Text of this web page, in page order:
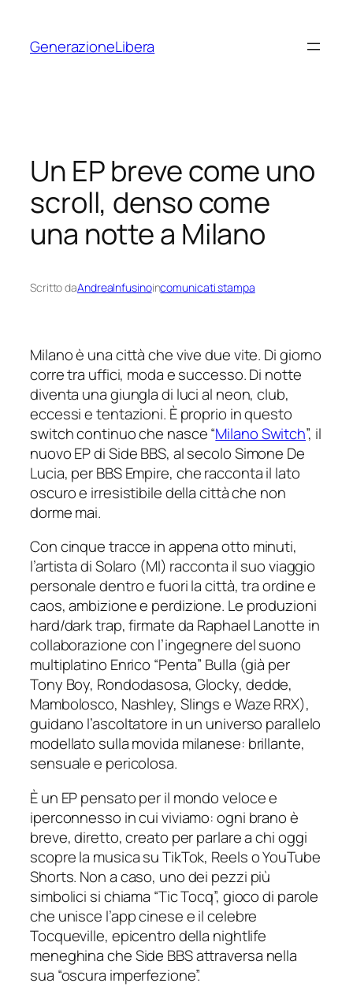
contenuto
GenerazioneLibera
Un EP breve come uno
scroll, denso come
una notte a Milano
Scritto daAndreaInfusinoincomunicati stampa
Milano è una città che vive due vite. Di giorno
corre tra uffici, moda e successo. Di notte
diventa una giungla di luci al neon, club,
eccessi e tentazioni. È proprio in questo
switch continuo che nasce “Milano Switch”, il
nuovo EP di Side BBS, al secolo Simone De
Lucia, perBBS Empire, che racconta il lato
oscuro e irresistibile della città che non
dorme mai.
Con cinque tracce in appena otto minuti,
l’artista di Solaro (MI) racconta il suo viaggio
personale dentro e fuori la città, tra ordine e
caos, ambizione e perdizione. Le produzioni
hard/dark trap, firmate da Raphael Lanotte in
collaborazione con l’ingegnere del suono
multiplatino Enrico “Penta” Bulla (già per
Tony Boy, Rondodasosa, Glocky, dedde,
Mambolosco, Nashley, Slings e Waze RRX),
guidano l’ascoltatore in un universo parallelo
modellato sulla movida milanese: brillante,
sensuale e pericolosa.
È un EP pensato per il mondo veloce e
iperconnesso in cui viviamo: ogni brano è
breve, diretto, creato per parlare a chi oggi
scopre la musica su TikTok, Reels o YouTube
Shorts. Non a caso, uno dei pezzi più
simbolici si chiama “Tic Tocq”, gioco di parole
che unisce l’app cinese e il celebre
Tocqueville, epicentro della nightlife
meneghina che Side BBS attraversa nella
sua “oscura imperfezione”.